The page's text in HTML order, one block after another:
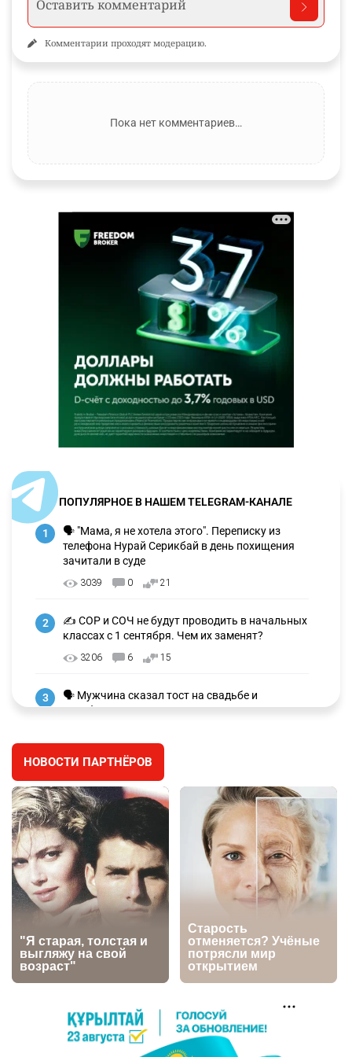
Комментарии проходят модерацию.
Пока нет комментариев…
ПОПУЛЯРНОЕ В НАШЕМ TELEGRAM-КАНАЛЕ
1
🗣 "Мама, я не хотела этого". Переписку из
телефона Нурай Серикбай в день похищения
зачитали в суде
3039 0 21
2
✍️ СОР и СОЧ не будут проводить в начальных
классах с 1 сентября. Чем их заменят?
3206 6 15
3
🗣 Мужчина сказал тост на свадьбе и
заработал уголовное дело
⚠️ Доброе утро, друзья! Предлагаем обзор
главных новостей за 4 августа
2742 0 1
5
🗣Глава государства направил телеграмму
соболезнования родным и близким Халық
қаһарманы Ивана Гапича
2734 2 42
6
🇫🇷 Клуб ПСЖ объявил об открытии своей
футбольной академии в Астане
🚗 Казахстанцев убедили оформить
автокредиты за вознаграждение
2712 0 11
НОВОСТИ ПАРТНЁРОВ